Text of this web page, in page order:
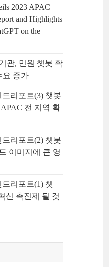
2023 APAC
and Highlights
on the
관, 민원 챗봇 확
증가
리포트(3) 챗봇
전 지역 확
리포트(2) 챗봇
이미지에 큰 영
리포트(1) 챗
신 촉진제 될 것